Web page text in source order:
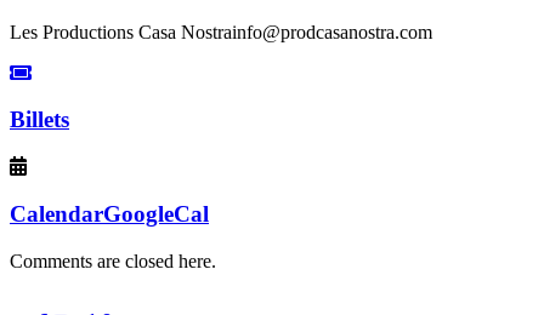
Les Productions Casa Nostrainfo@prodcasanostra.com
Billets
CalendarGoogleCal
Comments are closed here.